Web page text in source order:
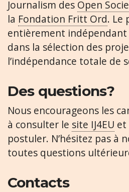
Journalism des Open
la Fondation Fritt Ord. Le
entièrement indépendant
dans la sélection des
l’indépendance totale de
Des questions?
Nous encourageons les
à consulter le site IJ4EU et
postuler. N’hésitez pas à
toutes questions
Contacts